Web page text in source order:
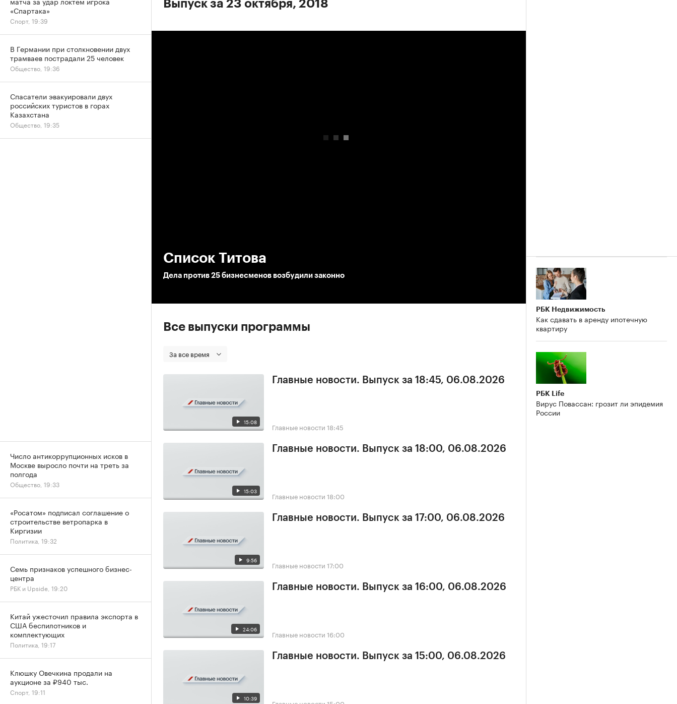
Выпуск за 23 октября, 2018
Список Титова
Дела против 25 бизнесменов возбудили законно
Все выпуски программы
За все время
15:08
Главные новости. Выпуск за 18:45, 06.08.2026
Главные новости 18:45
15:03
Главные новости. Выпуск за 18:00, 06.08.2026
Главные новости 18:00
9:56
Главные новости. Выпуск за 17:00, 06.08.2026
Главные новости 17:00
24:06
Главные новости. Выпуск за 16:00, 06.08.2026
Главные новости 16:00
10:39
Главные новости. Выпуск за 15:00, 06.08.2026
РБК Недвижимость
Как сдавать в аренду ипотечную
квартиру
РБК Life
Вирус Повассан: грозит ли эпидемия
России
«Спартака»
Спорт, 19:39
В Германии при столкновении двух
трамваев пострадали 25 человек
Общество, 19:36
Спасатели эвакуировали двух
российских туристов в горах
Казахстана
Общество, 19:35
Число антикоррупционных исков в
Москве выросло почти на треть за
полгода
Общество, 19:33
«Росатом» подписал соглашение о
строительстве ветропарка в
Киргизии
Политика, 19:32
Семь признаков успешного бизнес-
центра
РБК и Upside, 19:20
Китай ужесточил правила экспорта в
США беспилотников и
комплектующих
Политика, 19:17
Клюшку Овечкина продали на
аукционе за ₽940 тыс.
Спорт, 19:11